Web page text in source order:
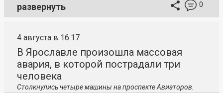
развернуть 0
4 августа в 16:17
В Ярославле произошла массовая
авария, в которой пострадали три
человека
Столкнулись четыре машины на проспекте Авиаторов.